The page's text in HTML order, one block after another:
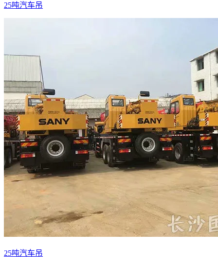
25吨汽车吊
25吨汽车吊